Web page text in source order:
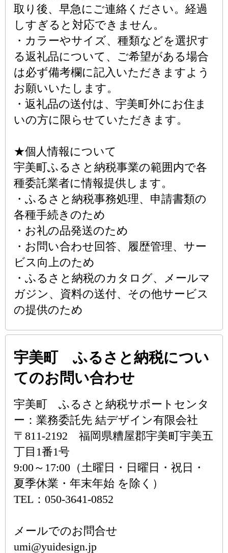
取り後、早急にご連絡ください。経過
しすぎると対応できません。
・カラーやサイズ、種類などを選択す
る返礼品について、ご希望がある場合
は必ず備考欄に記入いただきますよう
お願いいたします。
・返礼品の送付は、宇美町外にお住ま
いの方に限らせていただきます。
★個人情報について
宇美町ふるさと納税事業の範囲内で各
種委託業者に情報提供します。
・ふるさと納税事務処理、申請書類の
各種手続きのため
・お礼の品発送のため
・お問い合わせ回答、履歴管理、サー
ビス向上のため
・ふるさと納税のカタログ、メールマ
ガジン、資料の送付、その他サービス
の提供のため
宇美町 ふるさと納税につい
てのお問い合わせ
宇美町 ふるさと納税サポートセンタ
ー：業務委託先 結デザイン有限会社
〒811-2192 福岡県糟屋郡宇美町宇美五
丁目1番1号
9:00～17:00（土曜日・日曜日・祝日・
夏季休業・年末年始 を除く）
TEL：050-3641-0852
メールでのお問合せ
umi@yuidesign.jp